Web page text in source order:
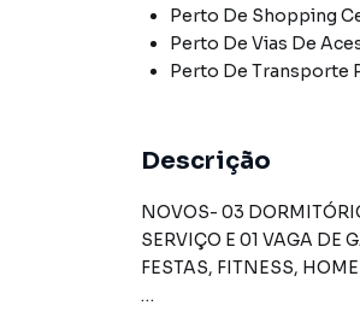
Perto De Shopping
Perto De Vias De
Perto De Transporte
Descrição
NOVOS- 03
SERVIÇO E 01 VAGA DE
FESTAS, FITNESS,